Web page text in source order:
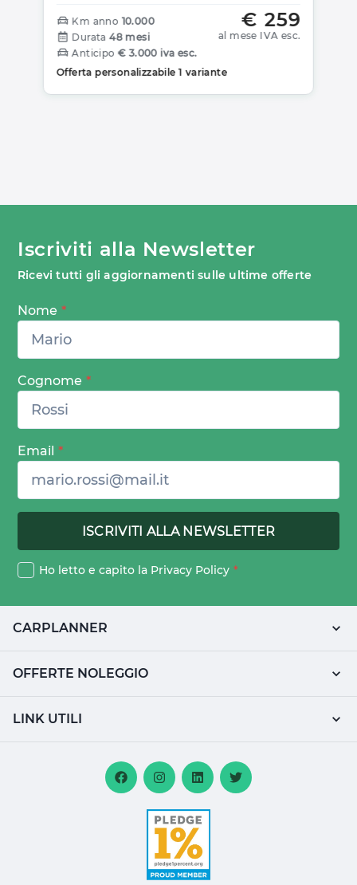
€ 259
al mese IVA esc.
Km anno 10.000
Durata 48 mesi
Anticipo € 3.000 iva esc.
Offerta personalizzabile 1 variante
Iscriviti alla Newsletter
Ricevi tutti gli aggiornamenti sulle ultime offerte
Nome *
Cognome *
Email *
Ho letto e capito la Privacy Policy *
CARPLANNER
OFFERTE NOLEGGIO
LINK UTILI